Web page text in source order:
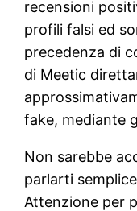
recensioni
profili falsi ed
precedenza di
di Meetic
fake, mediante
Non sarebbe
parlarti
Attenzione per